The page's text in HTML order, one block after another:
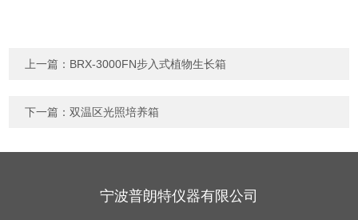
上一篇： BRX-3000FN步入式植物生长箱
下一篇：双温区光照培养箱
宁波普朗特仪器有限公司